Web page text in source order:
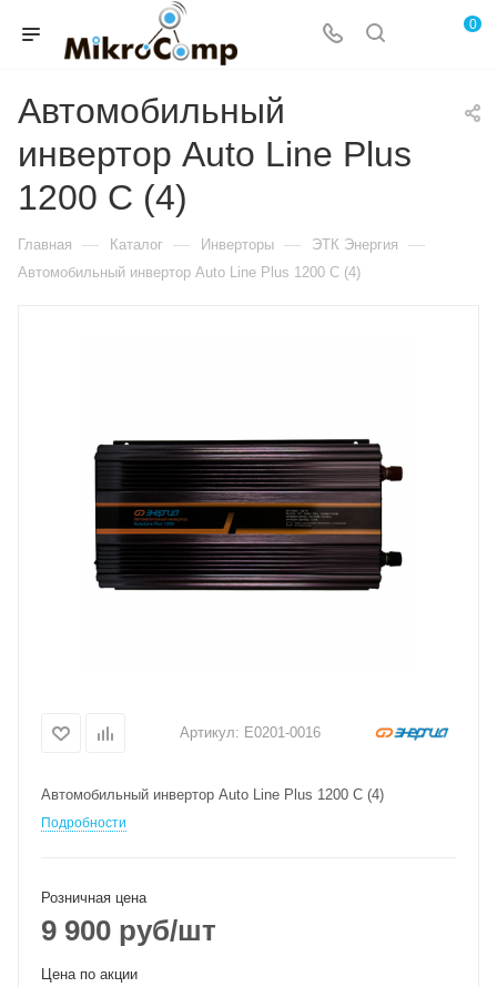
0
Автомобильный
инвертор Auto Line Plus
1200 С (4)
Главная — Каталог — Инверторы — ЭТК Энергия —
Автомобильный инвертор Auto Line Plus 1200 С (4)
Артикул: Е0201-0016
Автомобильный инвертор Auto Line Plus 1200 С (4)
Подробности
Розничная цена
9 900 руб/шт
Цена по акции